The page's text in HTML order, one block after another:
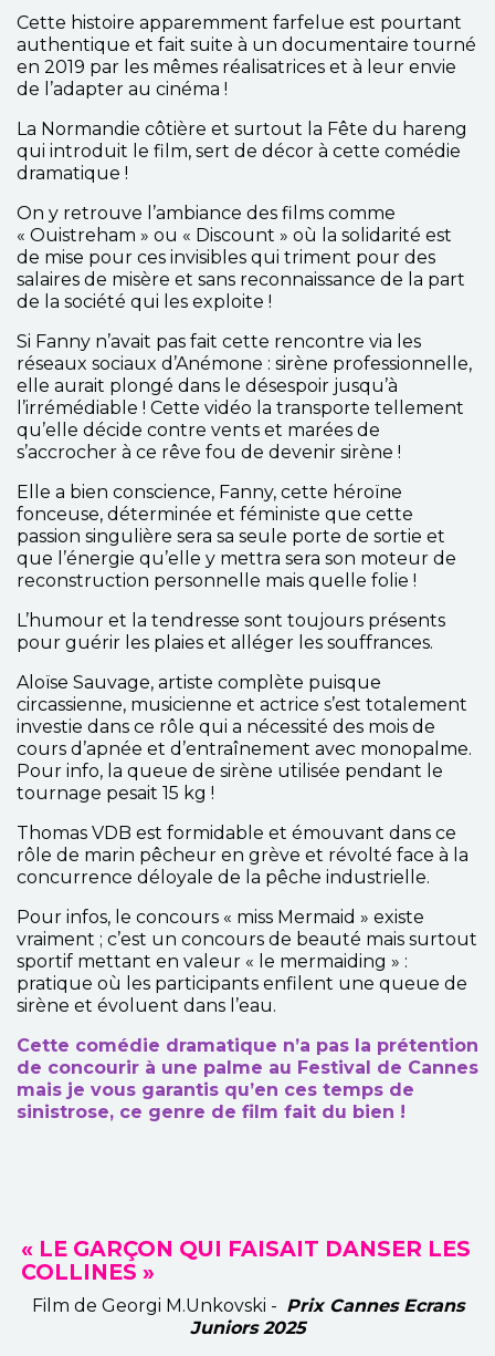
Cette histoire apparemment farfelue est pourtant
authentique et fait suite à un documentaire tourné
en 2019 par les mêmes réalisatrices et à leur envie
de l’adapter au cinéma !
La Normandie côtière et surtout la Fête du hareng
qui introduit le film, sert de décor à cette comédie
dramatique !
On y retrouve l’ambiance des films comme
« Ouistreham » ou « Discount » où la solidarité est
de mise pour ces invisibles qui triment pour des
salaires de misère et sans reconnaissance de la part
de la société qui les exploite !
Si Fanny n’avait pas fait cette rencontre via les
réseaux sociaux d’Anémone : sirène professionnelle,
elle aurait plongé dans le désespoir jusqu’à
l’irrémédiable ! Cette vidéo la transporte tellement
qu’elle décide contre vents et marées de
s’accrocher à ce rêve fou de devenir sirène !
Elle a bien conscience, Fanny, cette héroïne
fonceuse, déterminée et féministe que cette
passion singulière sera sa seule porte de sortie et
que l’énergie qu’elle y mettra sera son moteur de
reconstruction personnelle mais quelle folie !
L’humour et la tendresse sont toujours présents
pour guérir les plaies et alléger les souffrances.
Aloïse Sauvage, artiste complète puisque
circassienne, musicienne et actrice s’est totalement
investie dans ce rôle qui a nécessité des mois de
cours d’apnée et d’entraînement avec monopalme.
Pour info, la queue de sirène utilisée pendant le
tournage pesait 15 kg !
Thomas VDB est formidable et émouvant dans ce
rôle de marin pêcheur en grève et révolté face à la
concurrence déloyale de la pêche industrielle.
Pour infos, le concours « miss Mermaid » existe
vraiment ; c’est un concours de beauté mais surtout
sportif mettant en valeur « le mermaiding » :
pratique où les participants enfilent une queue de
sirène et évoluent dans l’eau.
Cette comédie dramatique n’a pas la prétention
de concourir à une palme au Festival de Cannes
mais je vous garantis qu’en ces temps de
sinistrose, ce genre de film fait du bien !
« LE GARÇON QUI FAISAIT DANSER LES
COLLINES »
Film de Georgi M.Unkovski - Prix Cannes Ecrans
Juniors 2025